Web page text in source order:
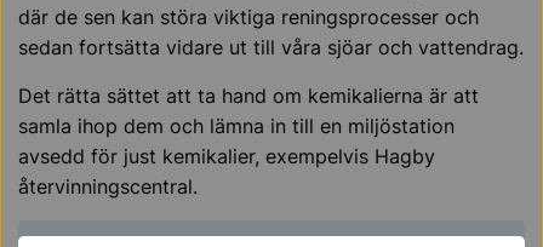
där de sen kan störa viktiga reningsprocesser och
sedan fortsätta vidare ut till våra sjöar och vattendrag.
Det rätta sättet att ta hand om kemikalierna är att
samla ihop dem och lämna in till en miljöstation
avsedd för just kemikalier, exempelvis Hagby
återvinningscentral.